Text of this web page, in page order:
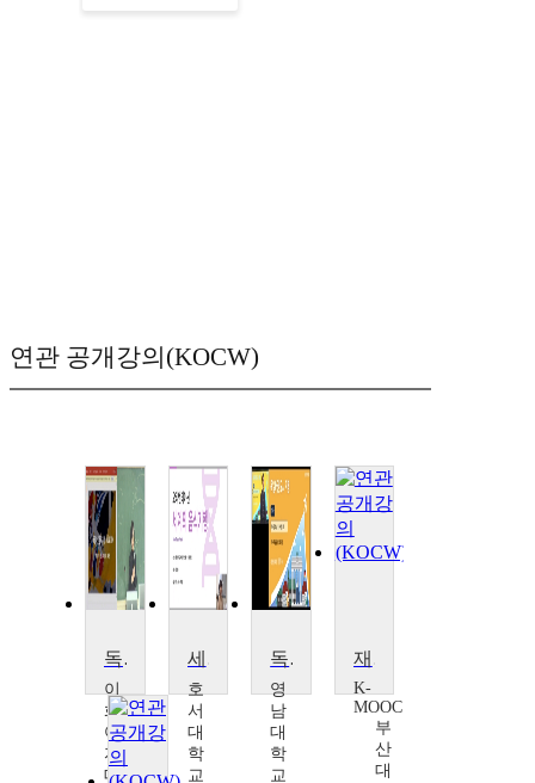
연관 공개강의(KOCW)
독일어권 음악기행
이
화
여
자
대
세계의 음식기행
호
서
대
학
교
독일어권도시기행
영
남
대
학
교
재미있는 글로벌 경제 기행
K-
MOOC
부
산
대